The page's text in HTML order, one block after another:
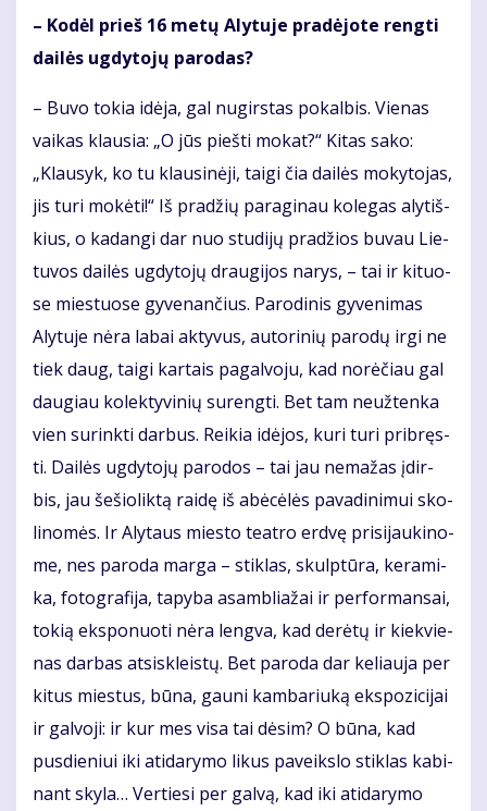
– Ko­dėl prieš 16 me­tų Aly­tu­je pra­dė­jo­te reng­ti
dai­lės ug­dy­to­jų pa­ro­das?
– Bu­vo to­kia idė­ja, gal nu­girs­tas po­kal­bis. Vie­nas
vai­kas klau­sia: „O jūs pieš­ti mo­kat?“ Ki­tas sa­ko:
„Klau­syk, ko tu klau­si­nė­ji, tai­gi čia dai­lės mo­ky­to­jas,
jis tu­ri mo­kė­ti!“ Iš pra­džių pa­ra­gi­nau ko­le­gas aly­tiš­
kius, o ka­dan­gi dar nuo stu­di­jų pra­džios bu­vau Lie­
tu­vos dai­lės ug­dy­to­jų drau­gi­jos na­rys, – tai ir ki­tuo­
se mies­tuo­se gy­ve­nan­čius. Pa­ro­di­nis gy­ve­ni­mas
Aly­tu­je nė­ra la­bai ak­ty­vus, au­to­ri­nių pa­ro­dų ir­gi ne
tiek daug, tai­gi kar­tais pa­gal­vo­ju, kad no­rė­čiau gal
dau­giau ko­lek­ty­vi­nių su­reng­ti. Bet tam ne­už­ten­ka
vien su­rink­ti dar­bus. Rei­kia idė­jos, ku­ri tu­ri pri­bręs­
ti. Dai­lės ug­dy­to­jų pa­ro­dos – tai jau ne­ma­žas įdir­
bis, jau še­šio­lik­tą rai­dę iš abė­cė­lės pa­va­di­ni­mui sko­
li­no­mės. Ir Aly­taus mies­to te­at­ro erd­vę pri­si­jau­ki­no­
me, nes pa­ro­da mar­ga – stik­las, skulp­tū­ra, ke­ra­mi­
ka, fo­to­gra­fi­ja, ta­py­ba asam­blia­žai ir per­for­man­sai,
to­kią eksponuoti nė­ra leng­va, kad de­rė­tų ir kiek­vie­
nas dar­bas at­si­skleis­tų. Bet pa­ro­da dar ke­liau­ja per
ki­tus mies­tus, bū­na, gau­ni kam­ba­riu­ką eks­po­zi­ci­jai
ir gal­vo­ji: ir kur mes vi­sa tai dė­sim? O bū­na, kad
pus­die­niui iki ati­da­ry­mo li­kus pa­veiks­lo stik­las ka­bi­
nant sky­la… Ver­tie­si per gal­vą, kad iki ati­da­ry­mo